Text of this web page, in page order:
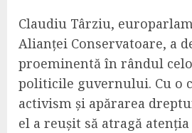
Claudiu Târziu,
Alianței Conservatoare, a
proeminentă în rândul
politicile guvernului. Cu o
activism și apărarea
el a reușit să atragă